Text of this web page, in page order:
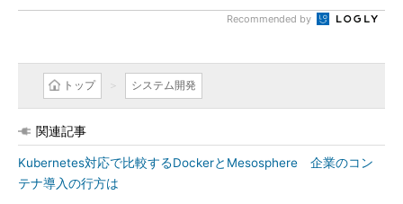
Recommended by
トップ システム開発
関連記事
Kubernetes対応で比較するDockerとMesosphere 企業のコン
テナ導入の行方は